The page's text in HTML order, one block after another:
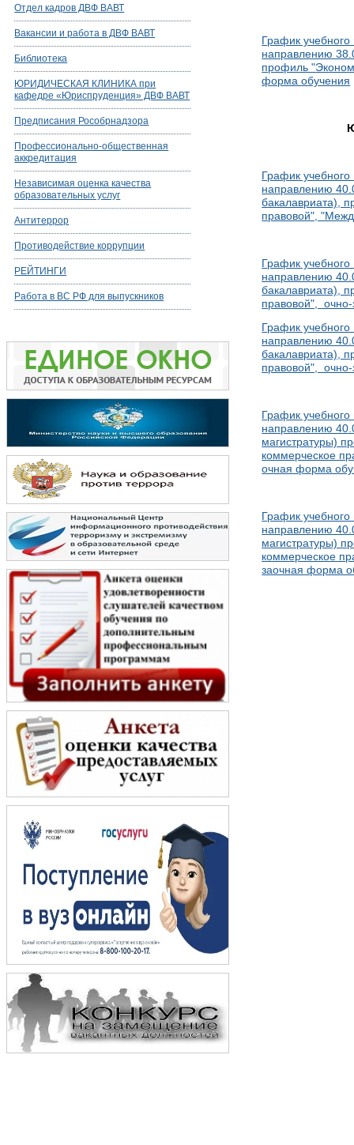
Отдел кадров ДВФ ВАВТ
Вакансии и работа в ДВФ ВАВТ
Библиотека
ЮРИДИЧЕСКАЯ КЛИНИКА при
кафедре «Юриспруденция» ДВФ ВАВТ
Предписания Рособрнадзора
Профессионально-общественная
аккредитация
Независимая оценка качества
образовательных услуг
Антитеррор
Противодействие коррупции
РЕЙТИНГИ
Работа в ВС РФ для выпускников
График
направлению
профиль
форма обучения
График
направлению
бакалавриата),
правовой",
График
направлению
бакалавриата),
правовой",
График
направлению
бакалавриата),
правовой",
График
направлению
магистратуры)
коммерческое
очная форма
График
направлению
магистратуры)
коммерческое
заочная форма